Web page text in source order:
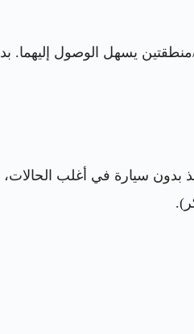
يسهل الوصول إليهما.
بدون سيارة في أغلب